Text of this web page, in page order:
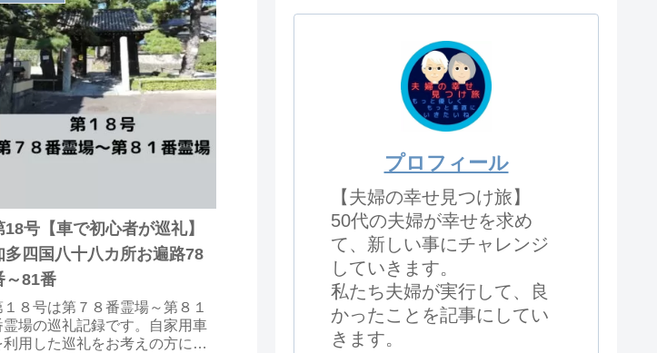
18号【車で初心者が巡礼】
多四国八十八カ所お遍路78
～81番
１８号は第７８番霊場～第８１
霊場の巡礼記録です。自家用車
利用した巡礼をお考えの方に参
プロフィール
【夫婦の幸せ見つけ旅】
50代の夫婦が幸せを求め
て、新しい事にチャレンジ
していきます。
私たち夫婦が実行して、良
かったことを記事にしてい
きます。